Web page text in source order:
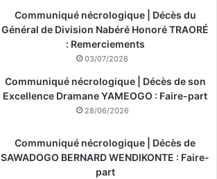
Communiqué nécrologique | Décès du
Général de Division Nabéré Honoré TRAORÉ
: Remerciements
03/07/2026
Communiqué nécrologique | Décès de son
Excellence Dramane YAMEOGO : Faire-part
28/06/2026
Communiqué nécrologique | Décès de
SAWADOGO BERNARD WENDIKONTE : Faire-
part